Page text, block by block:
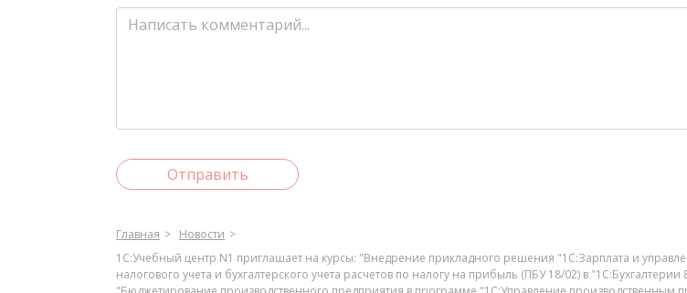
Отправить
Главная
Новости
1С:Учебный центр N1 приглашает на курсы: "Внедрение прикладного решения "1С:Зарплата и
налогового учета и бухгалтерского учета расчетов по налогу на прибыль (ПБУ 18/02) в